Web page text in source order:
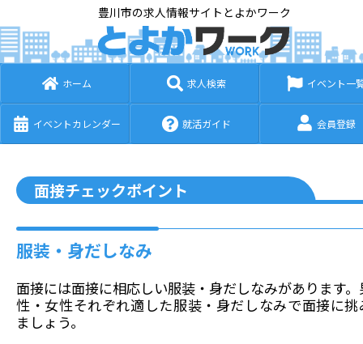
豊川市の求人情報サイトとよかワーク
ホーム 求人検索 イベント一
イベントカレンダー 就活ガイド 会員登録
面接チェックポイント
服装・身だしなみ
面接には面接に相応しい服装・身だしなみがあります。
性・女性それぞれ適した服装・身だしなみで面接に挑
ましょう。